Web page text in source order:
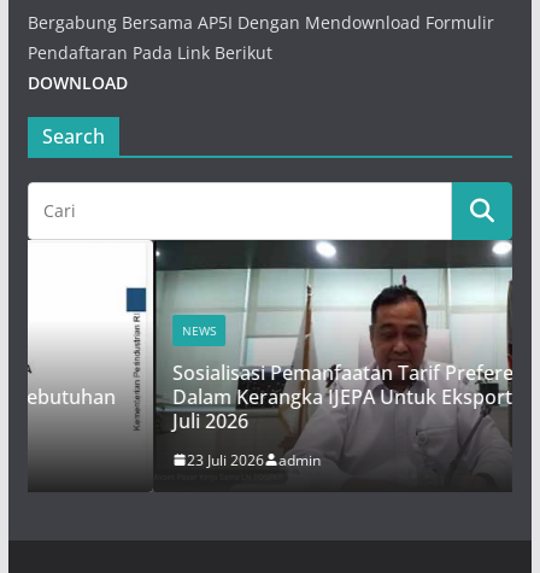
Bergabung Bersama AP5I Dengan Mendownload Formulir
Pendaftaran Pada Link Berikut
DOWNLOAD
Search
Sosialisasi Pemanfaatan Tarif Preferensi 0%
Dalam Kerangka IJEPA Untuk Eksportir TTC – 23
Juli 2026
admin